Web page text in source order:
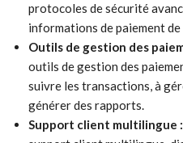
protocoles de sécurité
informations de paiement de
Outils de gestion des
outils de gestion des
suivre les transactions, à
générer des rapports.
Support client multilingue :